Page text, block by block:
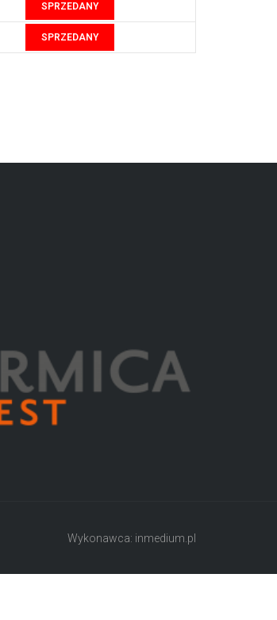
SPRZEDANY
SPRZEDANY
Wykonawca: inmedium.pl